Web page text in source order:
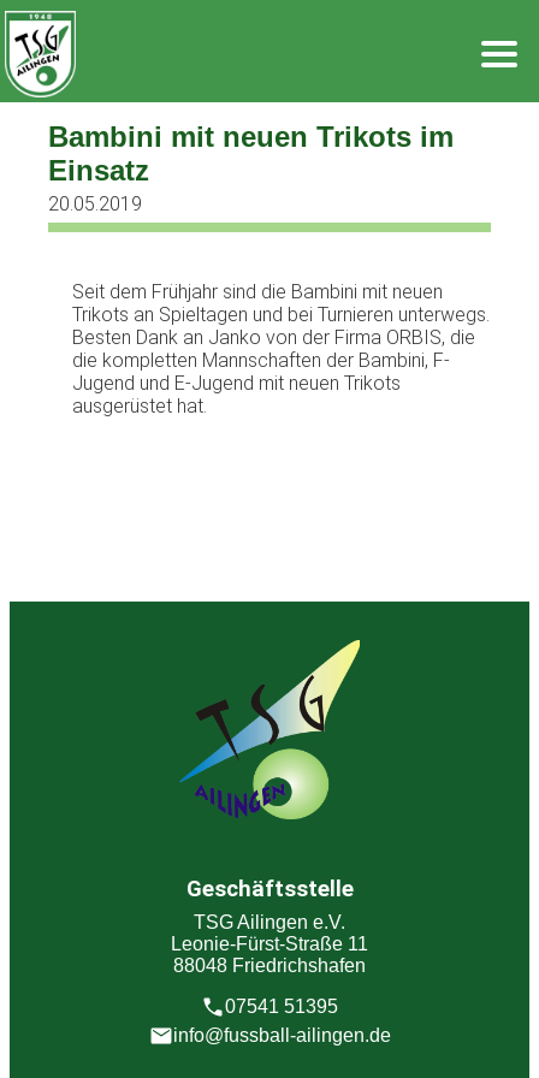
Zum
Inhalt
springen
Bambini mit neuen Trikots im
Einsatz
20.05.2019
Seit dem Frühjahr sind die Bambini mit neuen
Trikots an Spieltagen und bei Turnieren unterwegs.
Besten Dank an Janko von der Firma ORBIS, die
die kompletten Mannschaften der Bambini, F-
Jugend und E-Jugend mit neuen Trikots
ausgerüstet hat.
Geschäftsstelle
TSG Ailingen e.V.
Leonie-Fürst-Straße 11
88048 Friedrichshafen
07541 51395
info@fussball-ailingen.de